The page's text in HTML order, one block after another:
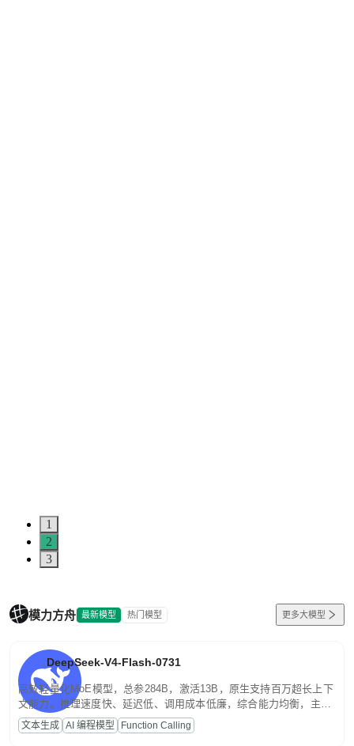
1
2
3
模力方舟 最新模型 热门模型 更多大模型
DeepSeek-V4-Flash-0731
高效轻量化MoE模型，总参284B，激活13B，原生支持百万超长上下
文能力。推理速度快、延迟低、调用成本低廉，综合能力均衡，主打
高并发、轻量化任务，适合日常对话、内容创作、基础 RAG、批量
文案处理等普惠刚需场景。
文本生成 AI 编程模型 Function Calling